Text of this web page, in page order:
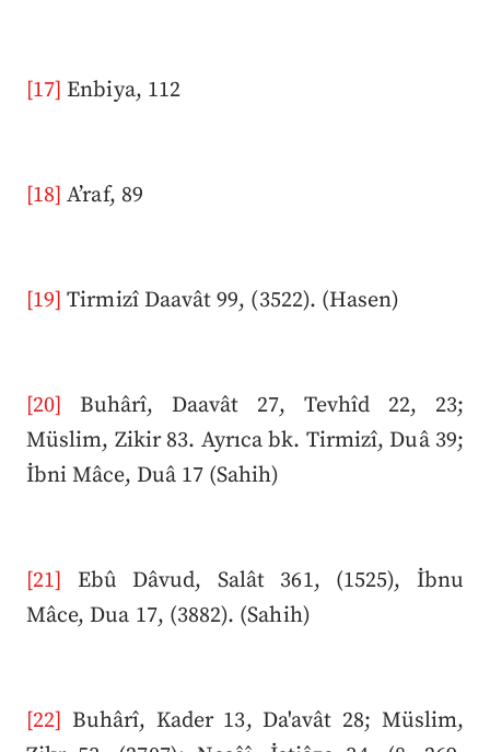
[17] Enbiya, 112
[18] A’raf, 89
[19] Tirmizî Daavât 99, (3522). (Hasen)
[20] Buhârî, Daavât 27, Tevhîd 22, 23;
Müslim, Zikir 83. Ayrıca bk. Tirmizî, Duâ 39;
İbni Mâce, Duâ 17 (Sahih)
[21] Ebû Dâvud, Salât 361, (1525), İbnu
Mâce, Dua 17, (3882). (Sahih)
[22] Buhârî, Kader 13, Da'avât 28; Müslim,